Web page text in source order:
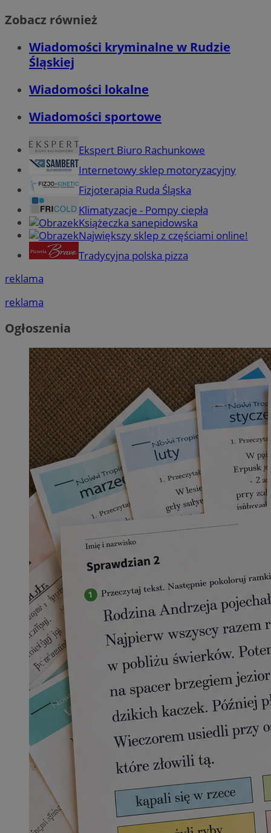
Zobacz również
Wiadomości kryminalne w Rudzie
Śląskiej
Wiadomości lokalne
Wiadomości sportowe
Ekspert Biuro Rachunkowe
Internetowy sklep motoryzacyjny
Fizjoterapia Ruda Śląska
Klimatyzacje - Pompy ciepła
Książeczka sanepidowska
Największy sklep z częściami online!
Tradycyjna polska pizza
reklama
reklama
Ogłoszenia